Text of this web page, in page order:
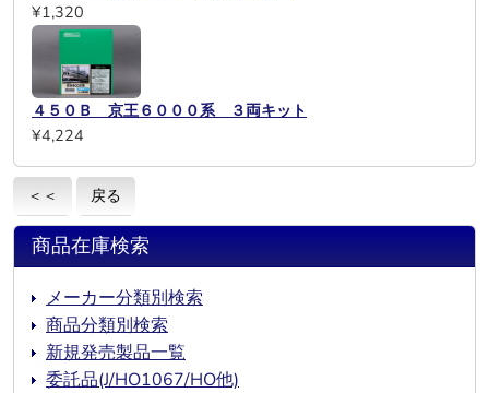
¥1,320
４５０Ｂ 京王６０００系 ３両キット
¥4,224
＜＜ 戻る
商品在庫検索
メーカー分類別検索
商品分類別検索
新規発売製品一覧
委託品(J/HO1067/HO他)